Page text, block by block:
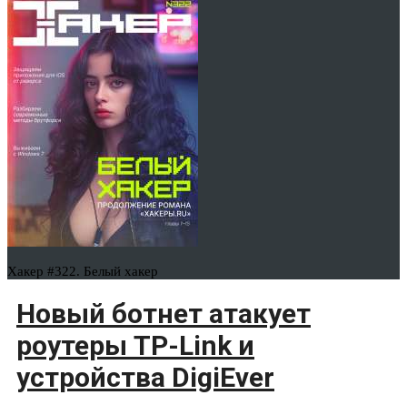
Хакер #322. Белый хакер
Новый ботнет атакует
роутеры TP-Link и
устройства DigiEver